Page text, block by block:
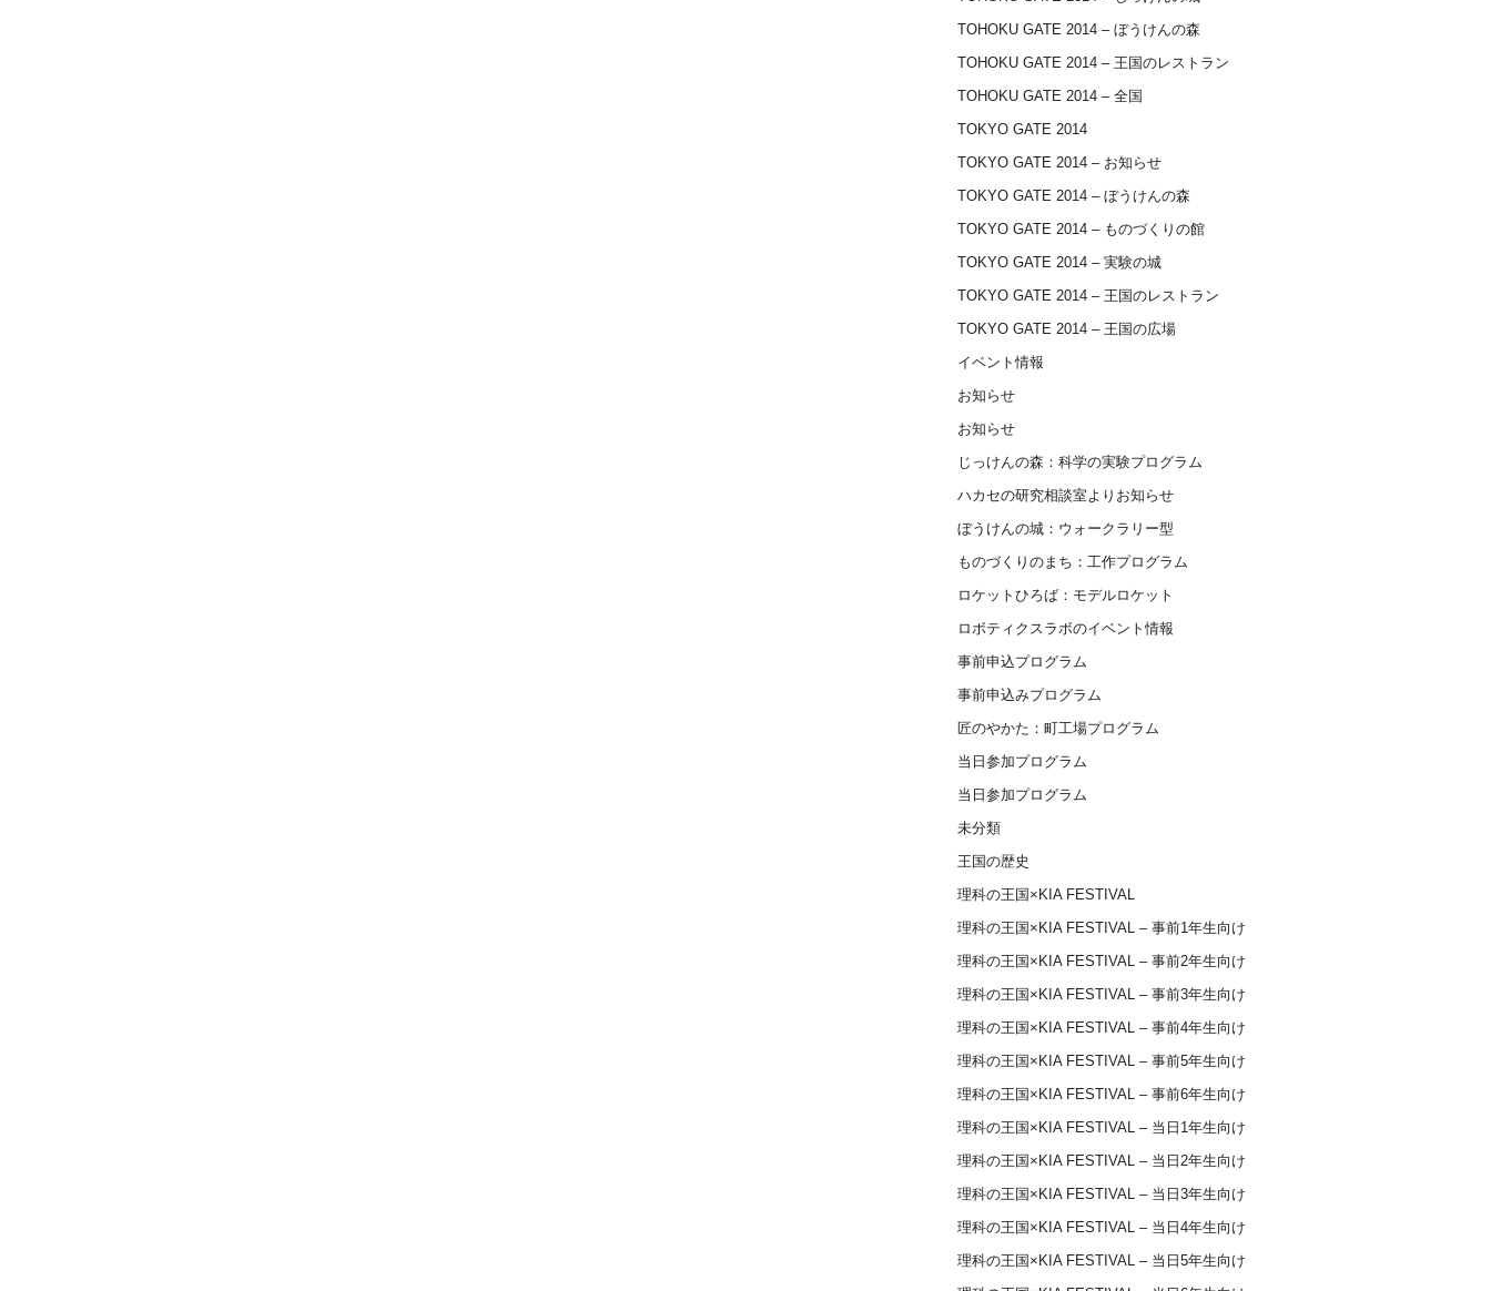
TOHOKU GATE 2014 – ぼうけんの森
TOHOKU GATE 2014 – 王国のレストラン
TOHOKU GATE 2014 – 全国
TOKYO GATE 2014
TOKYO GATE 2014 – お知らせ
TOKYO GATE 2014 – ぼうけんの森
TOKYO GATE 2014 – ものづくりの館
TOKYO GATE 2014 – 実験の城
TOKYO GATE 2014 – 王国のレストラン
TOKYO GATE 2014 – 王国の広場
イベント情報
お知らせ
お知らせ
じっけんの森：科学の実験プログラム
ハカセの研究相談室よりお知らせ
ぼうけんの城：ウォークラリー型
ものづくりのまち：工作プログラム
ロケットひろば：モデルロケット
ロボティクスラボのイベント情報
事前申込プログラム
事前申込みプログラム
匠のやかた：町工場プログラム
当日参加プログラム
当日参加プログラム
未分類
王国の歴史
理科の王国×KIA FESTIVAL
理科の王国×KIA FESTIVAL – 事前1年生向け
理科の王国×KIA FESTIVAL – 事前2年生向け
理科の王国×KIA FESTIVAL – 事前3年生向け
理科の王国×KIA FESTIVAL – 事前4年生向け
理科の王国×KIA FESTIVAL – 事前5年生向け
理科の王国×KIA FESTIVAL – 事前6年生向け
理科の王国×KIA FESTIVAL – 当日1年生向け
理科の王国×KIA FESTIVAL – 当日2年生向け
理科の王国×KIA FESTIVAL – 当日3年生向け
理科の王国×KIA FESTIVAL – 当日4年生向け
理科の王国×KIA FESTIVAL – 当日5年生向け